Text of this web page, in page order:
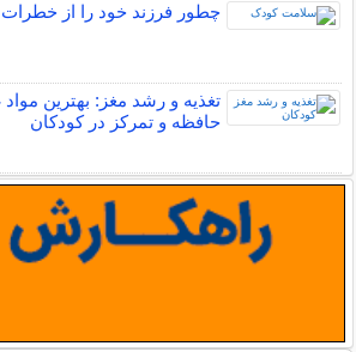
چطور فرزند خود را از خطرات
تغذیه و رشد مغز: بهترین
حافظه و تمرکز در کودکان